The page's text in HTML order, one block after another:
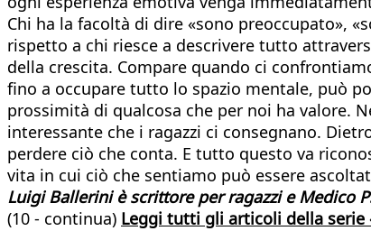
Chi ha la facoltà di dire «sono preoccupato»,
rispetto a chi riesce a descrivere tutto
della crescita. Compare quando ci
fino a occupare tutto lo spazio mentale, può
prossimità di qualcosa che per noi ha valore.
interessante che i ragazzi ci consegnano.
perdere ciò che conta. E tutto questo va
vita in cui ciò che sentiamo può essere
Luigi Ballerini è scrittore per ragazzi e Medico
(10 - continua) Leggi tutti gli articoli della serie